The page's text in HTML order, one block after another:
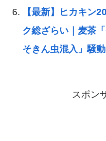
【最新】ヒカキン
ク総ざらい｜麦茶
そきん虫混入」騒
スポン